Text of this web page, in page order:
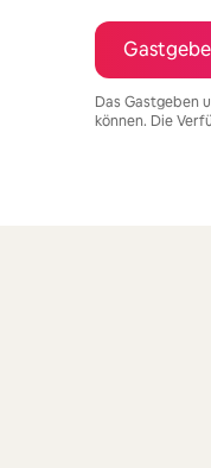
Das Gastgeben
können. Die